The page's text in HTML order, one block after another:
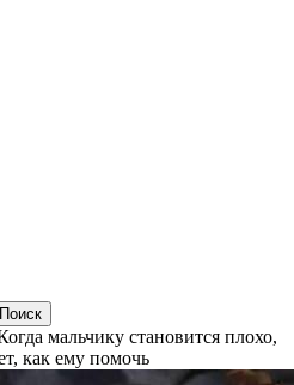
мальчику становится плохо,
как ему помочь